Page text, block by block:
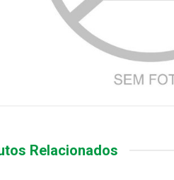
Relacionados